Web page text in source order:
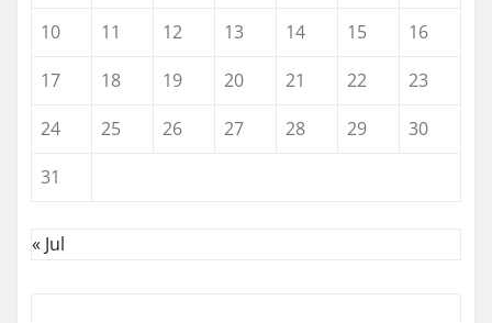
10
11 12 13 14 15
16
17
18 19 20 21 22
23
24
25 26 27 28 29
30
31
« Jul